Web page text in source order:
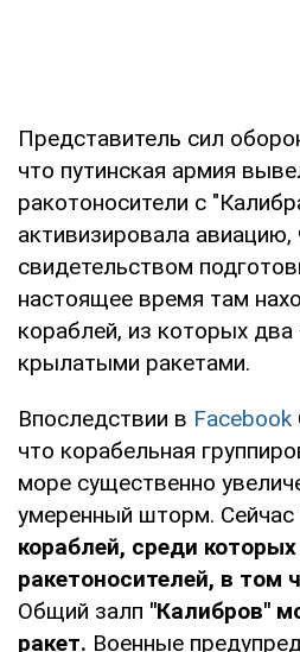
Представитель сил
что путинская армия
ракотоносители с
активизировала
свидетельством
настоящее время там
кораблей, из которых
крылатыми ракетами.
Впоследствии в Facebook
что корабельная
море существенно
умеренный шторм. Сейчас
кораблей, среди которых
ракетоносителей, в том
Общий залп "Калибров"
ракет. Военные